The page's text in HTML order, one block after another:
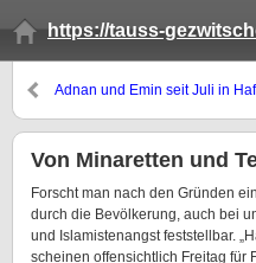
https://tauss-
Adnan und Emin seit Juli in
Von Minaretten und
Forscht man nach den Gründen
durch die Bevölkerung, auch bei
und Islamistenangst feststellbar.
scheinen offensichtlich Freitag für